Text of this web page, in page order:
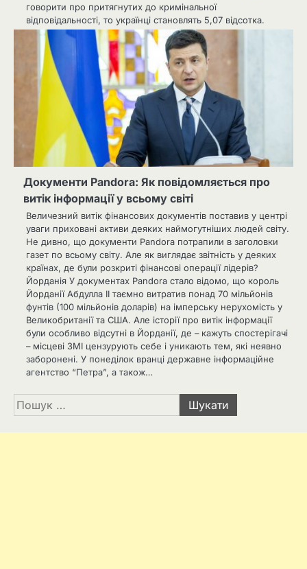
говорити про притягнутих до кримінальної
відповідальності, то українці становлять 5,07 відсотка.
Документи Pandora: Як повідомляється про
витік інформації у всьому світі
Величезний витік фінансових документів поставив у центрі
уваги приховані активи деяких наймогутніших людей світу.
Не дивно, що документи Pandora потрапили в заголовки
газет по всьому світу. Але як виглядає звітність у деяких
країнах, де були розкриті фінансові операції лідерів?
Йорданія У документах Pandora стало відомо, що король
Йорданії Абдулла II таємно витратив понад 70 мільйонів
фунтів (100 мільйонів доларів) на імперську нерухомість у
Великобританії та США. Але історії про витік інформації
були особливо відсутні в Йорданії, де – кажуть спостерігачі
– місцеві ЗМІ цензурують себе і уникають тем, які неявно
заборонені. У понеділок вранці державне інформаційне
агентство “Петра”, а також…
Пошук: